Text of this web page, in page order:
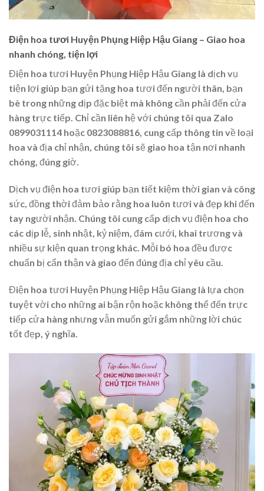
Điện hoa tươi Huyện Phụng Hiệp Hậu Giang – Giao hoa
nhanh chóng, tiện lợi
Điện hoa tươi Huyện Phụng Hiệp Hậu Giang là dịch vụ
tiện lợi giúp bạn gửi tặng hoa tươi đến người thân, bạn
bè trong những dịp đặc biệt mà không cần phải đến cửa
hàng trực tiếp. Chỉ cần liên hệ với chúng tôi qua Zalo
0899031114 hoặc 0823088816, cung cấp thông tin về loại
hoa và địa chỉ nhận, chúng tôi sẽ giao hoa tận nơi nhanh
chóng, đúng giờ.
Dịch vụ điện hoa tươi giúp bạn tiết kiệm thời gian và công
sức, đồng thời đảm bảo rằng hoa luôn tươi và đẹp khi đến
tay người nhận. Chúng tôi cung cấp dịch vụ điện hoa cho
các dịp lễ, sinh nhật, kỷ niệm, đám cưới, khai trương và
nhiều sự kiện quan trọng khác. Mỗi bó hoa đều được
chuẩn bị cẩn thận và giao đến đúng địa chỉ yêu cầu.
Điện hoa tươi Huyện Phụng Hiệp Hậu Giang là lựa chọn
tuyệt vời cho những ai bận rộn hoặc không thể đến trực
tiếp cửa hàng nhưng vẫn muốn gửi gắm những lời chúc
tốt đẹp, ý nghĩa.